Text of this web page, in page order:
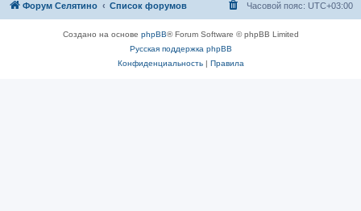
Форум Селятино Список форумов Часовой пояс: UTC+03:00
Создано на основе phpBB® Forum Software © phpBB Limited
Русская поддержка phpBB
Конфиденциальность| Правила